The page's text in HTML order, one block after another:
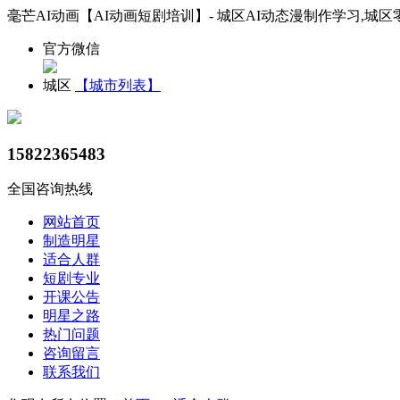
毫芒AI动画【AI动画短剧培训】- 城区AI动态漫制作学习,城区
官方微信
城区 【城市列表】
15822365483
全国咨询热线
网站首页
制造明星
适合人群
短剧专业
开课公告
明星之路
热门问题
咨询留言
联系我们